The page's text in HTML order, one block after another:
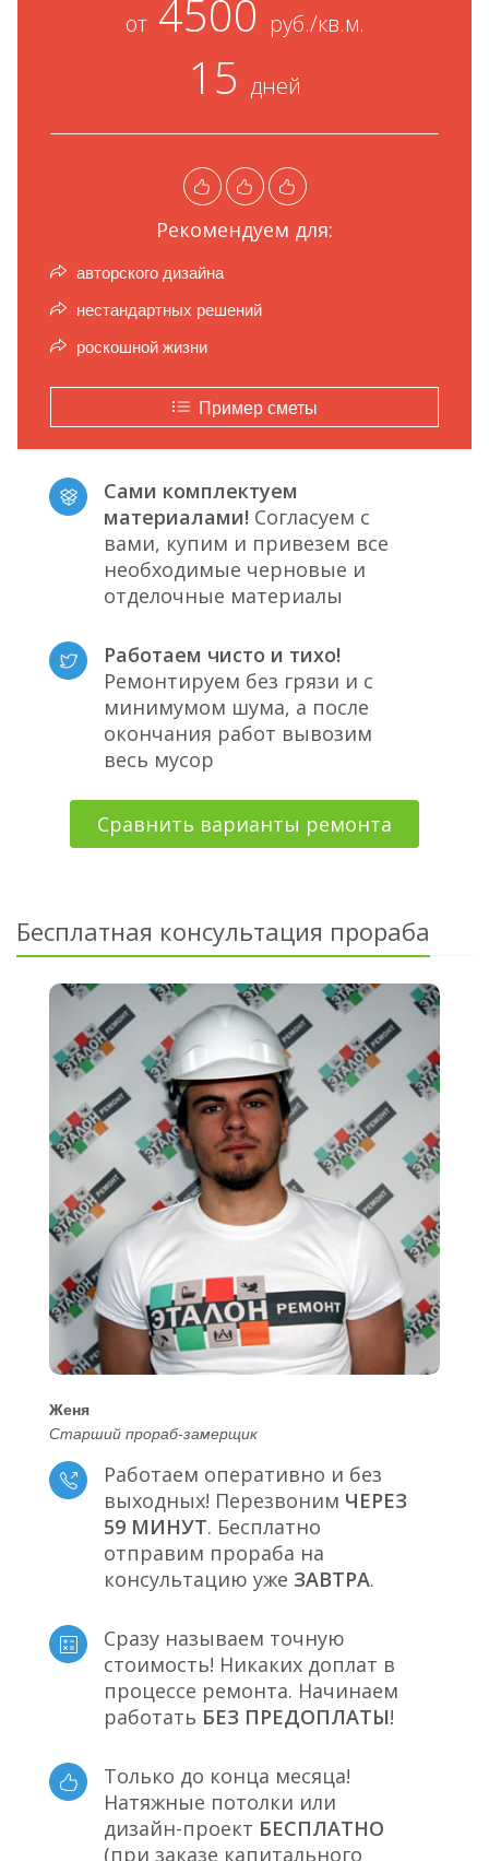
от4500 руб./кв.м.
15 дней
Рекомендуем для:
авторского дизайна
нестандартных решений
роскошной жизни
Пример сметы
Сами комплектуем
материалами! Согласуем с
вами, купим и привезем все
необходимые черновые и
отделочные материалы
Работаем чисто и тихо!
Ремонтируем без грязи и с
минимумом шума, а после
окончания работ вывозим
весь мусор
Сравнить варианты ремонта
Бесплатная консультация прораба
Женя
Старший прораб-замерщик
Работаем оперативно и без
выходных! Перезвоним ЧЕРЕЗ
59 МИНУТ. Бесплатно
отправим прораба на
консультацию уже ЗАВТРА.
Сразу называем точную
стоимость! Никаких доплат в
процессе ремонта. Начинаем
работать БЕЗ ПРЕДОПЛАТЫ!
Только до конца месяца!
Натяжные потолки или
дизайн-проект БЕСПЛАТНО
(при заказе капитального